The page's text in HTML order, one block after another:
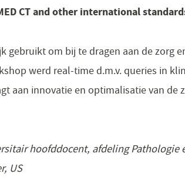
CT and other international
gebruikt om bij te dragen aan de zorg
werd real-time d.m.v. queries in
aan innovatie en optimalisatie van de
hoofddocent, afdeling Pathologie
US